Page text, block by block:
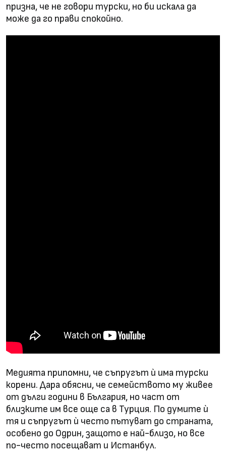
призна, че не говори турски, но би искала да
може да го прави спокойно.
Медията припомни, че съпругът ѝ има турски
корени. Дара обясни, че семейството му живее
от дълги години в България, но част от
близките им все още са в Турция. По думите ѝ
тя и съпругът ѝ често пътуват до страната,
особено до Одрин, защото е най-близо, но все
по-често посещават и Истанбул.